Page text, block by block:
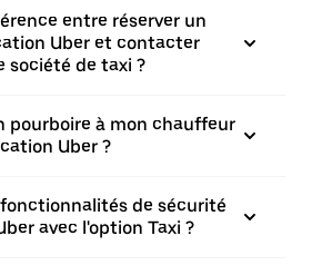
entre réserver un
Uber et contacter
de taxi ?
pourboire à mon chauffeur
Uber ?
de sécurité
avec l'option Taxi ?